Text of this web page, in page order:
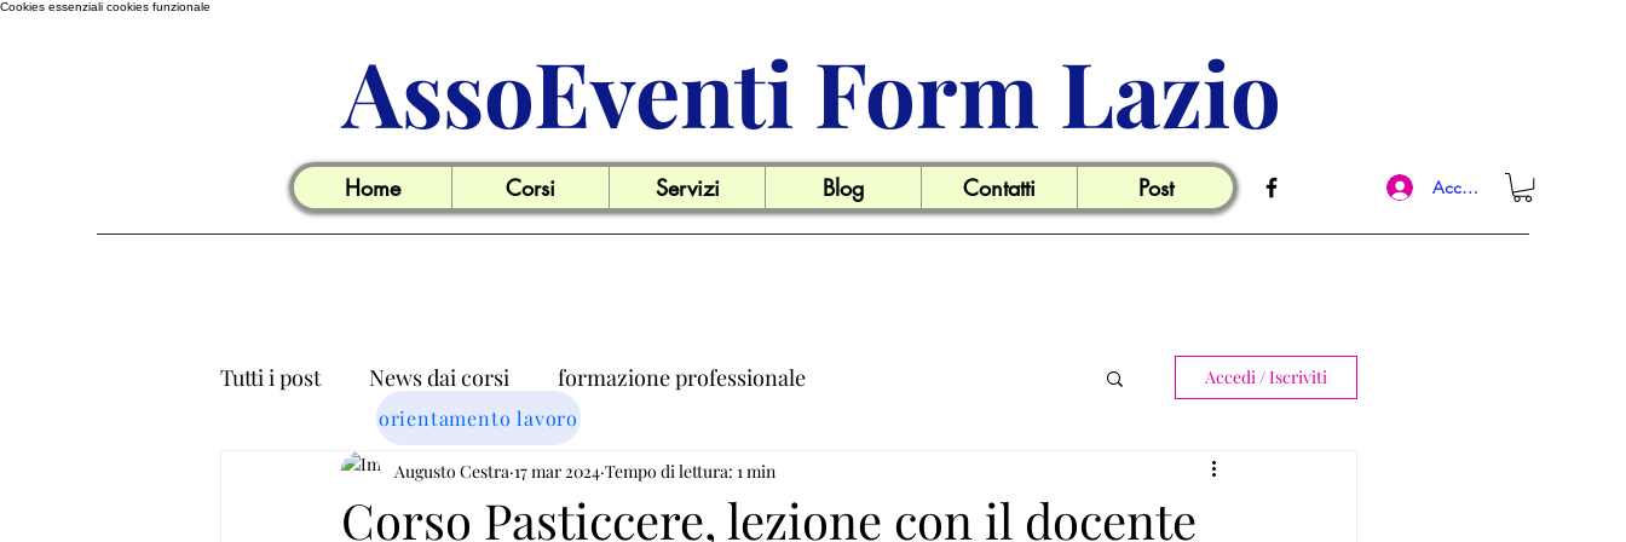
Cookies essenziali cookies funzionale
Home Corsi Servizi Blog Contatti Post Accedi
AssoEventi Form Lazio
Tutti i post News dai corsi formazione professionale
Informazioni utili per il lavoro Offerte di lavoro
Accedi / Iscriviti
Corso Pasticcere, lezione con il docente
Augusto Cestra 17 mar 2024 Tempo di lettura: 1 min
orientamento lavoro